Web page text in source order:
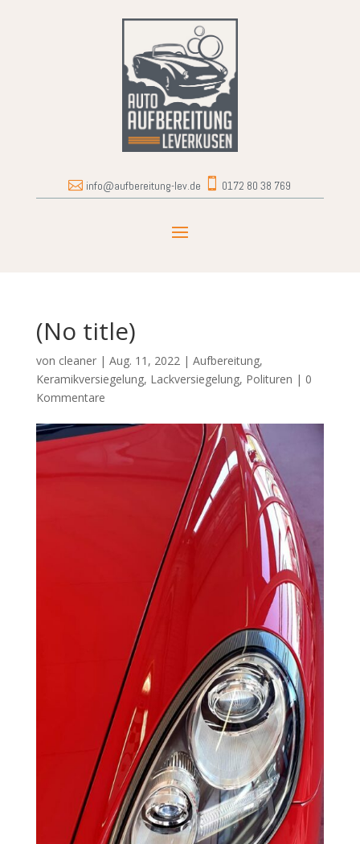
 info@aufbereitung-lev.de  0172 80 38 769
(No title)
von cleaner| Aug. 11, 2022| Aufbereitung,
Keramikversiegelung, Lackversiegelung, Polituren | 0
Kommentare